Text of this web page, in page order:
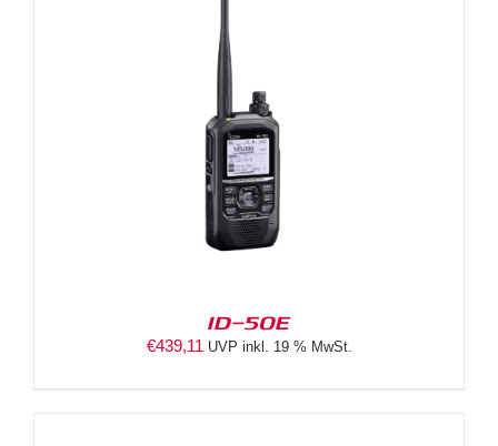
ID-50E
€439,11 UVP inkl. 19 % MwSt.